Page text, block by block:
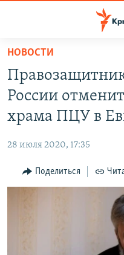
Вернуться
основному
содержанию
главной
Вернутся
СПЕЦПРОЕКТЫ
11 ЛЕТ ОККУПАЦИИ
ЕЩЕ
ИНТЕРАКТИВ
ТЕЛЕПРОЕКТ КРЫМ.РЕАЛИИ
СОВЕТЫ
РАДІО СВОБОДА
КАК ОБОЙТИ
Qırımtatar
НОВОСТИ
России
храма ПЦУ в
28 июля 2020, 17:35
Поделиться